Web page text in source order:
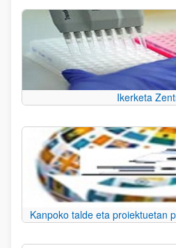
Ikerketa
Kanpoko talde eta proiektuetan